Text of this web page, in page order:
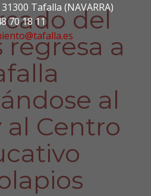
Tafalla (NAVARRA)
70 18 11
del
regresa a
al
al Centro